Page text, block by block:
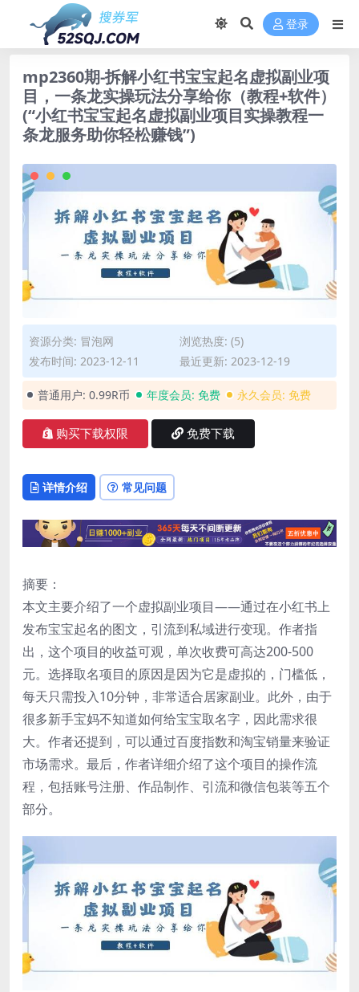
登录
mp2360期-拆解小红书宝宝起名虚拟副业项
目，一条龙实操玩法分享给你（教程+软件）
(“小红书宝宝起名虚拟副业项目实操教程一
条龙服务助你轻松赚钱”)
资源分类: 冒泡网
浏览热度: (5)
发布时间: 2023-12-11
最近更新: 2023-12-19
普通用户: 0.99R币 年度会员: 免费 永久会员: 免费
购买下载权限 免费下载
详情介绍 常见问题
摘要：
本文主要介绍了一个虚拟副业项目——通过在小红书上
发布宝宝起名的图文，引流到私域进行变现。作者指
出，这个项目的收益可观，单次收费可高达200-500
元。选择取名项目的原因是因为它是虚拟的，门槛低，
每天只需投入10分钟，非常适合居家副业。此外，由于
很多新手宝妈不知道如何给宝宝取名字，因此需求很
大。作者还提到，可以通过百度指数和淘宝销量来验证
市场需求。最后，作者详细介绍了这个项目的操作流
程，包括账号注册、作品制作、引流和微信包装等五个
部分。